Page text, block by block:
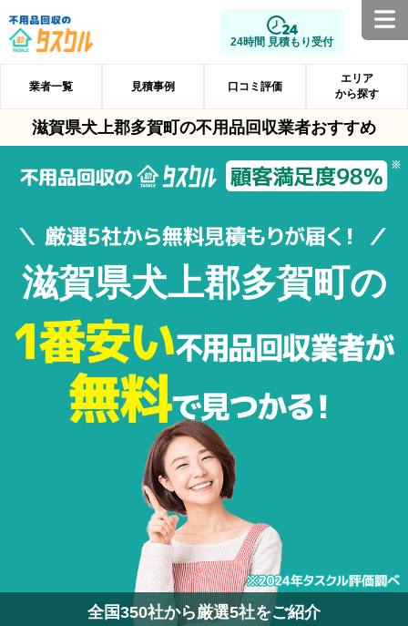
24時間 見積もり受付
業者一覧 見積事例 口コミ評価
エリア
から探す
滋賀県犬上郡多賀町の不用品回収業者おすすめ
滋賀県犬上郡多賀町の
全国350社から厳選5社をご紹介